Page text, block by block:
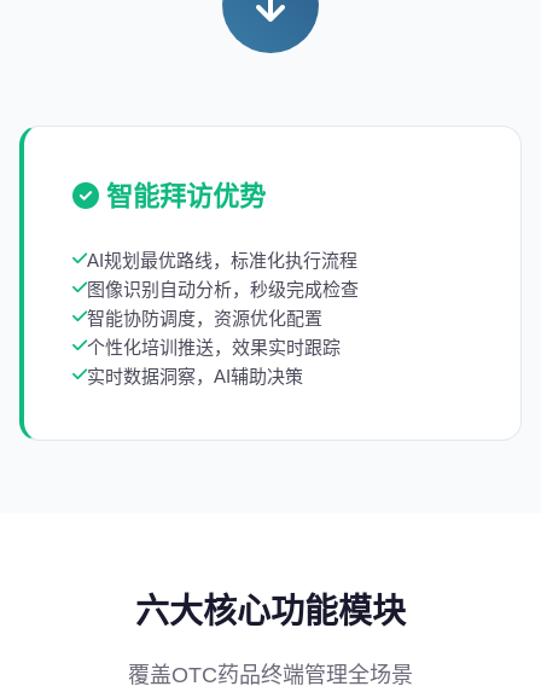
智能拜访优势
AI规划最优路线，标准化执行流程
图像识别自动分析，秒级完成检查
智能协防调度，资源优化配置
个性化培训推送，效果实时跟踪
实时数据洞察，AI辅助决策
六大核心功能模块
覆盖OTC药品终端管理全场景